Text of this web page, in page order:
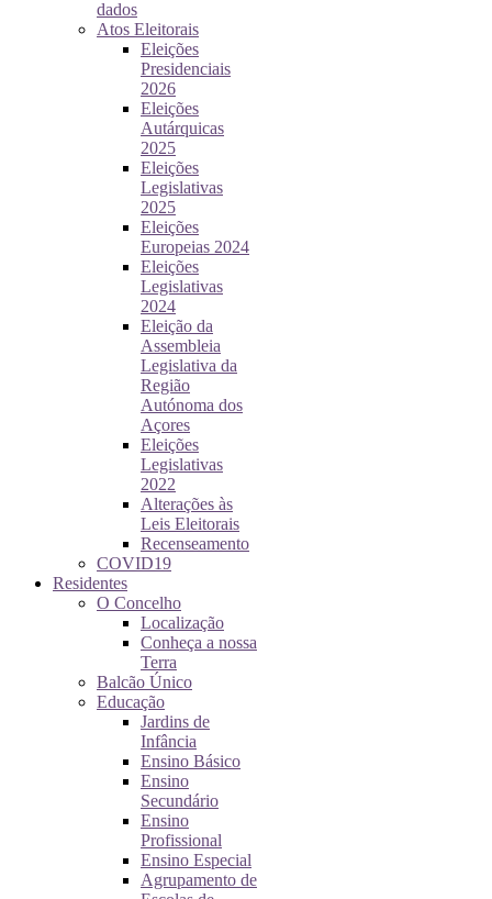
dados
Atos Eleitorais
Eleições
Presidenciais
2026
Eleições
Autárquicas
2025
Eleições
Legislativas
2025
Eleições
Europeias 2024
Eleições
Legislativas
2024
Eleição da
Assembleia
Legislativa da
Região
Autónoma dos
Açores
Eleições
Legislativas
2022
Alterações às
Leis Eleitorais
Recenseamento
COVID19
Residentes
O Concelho
Localização
Conheça a nossa
Terra
Balcão Único
Educação
Jardins de
Infância
Ensino Básico
Ensino
Secundário
Ensino
Profissional
Ensino Especial
Agrupamento de